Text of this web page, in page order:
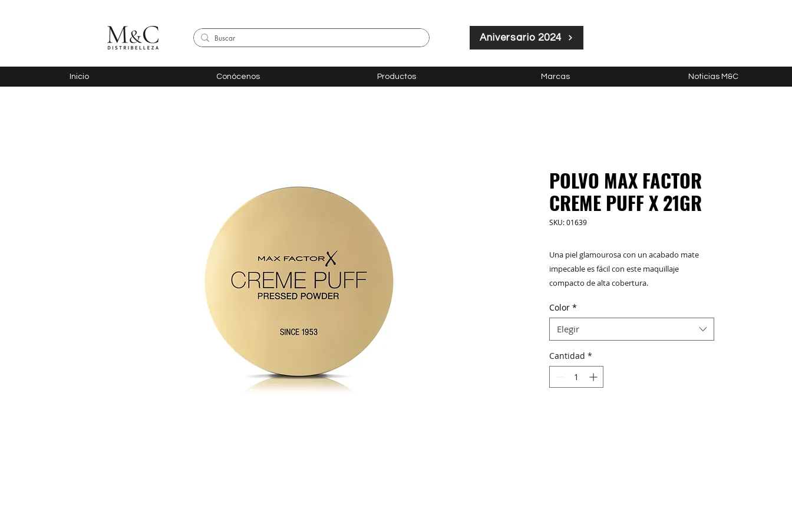
Aniversario 2024
Inicio Conócenos Productos Marcas Noticias M&C
POLVO MAX FACTOR
CREME PUFF X 21GR
SKU: 01639
Una piel glamourosa con un acabado mate
impecable es fácil con este maquillaje
compacto de alta cobertura.
Color *
Elegir
Cantidad *